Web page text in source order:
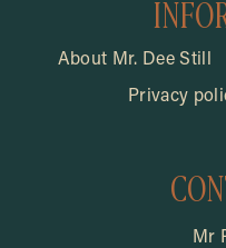
About Mr. Dee Still
Privacy
Mr